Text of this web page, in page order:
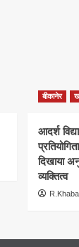
बीकानेर
आदर्श
दिखाया
व्यक्तित्व